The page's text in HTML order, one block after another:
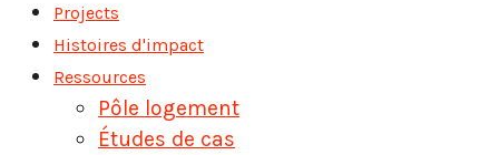
Projects
Histoires d'impact
Ressources
Pôle logement
Études de cas